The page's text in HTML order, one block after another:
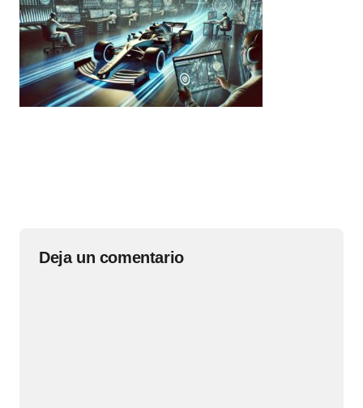
Deja un comentario